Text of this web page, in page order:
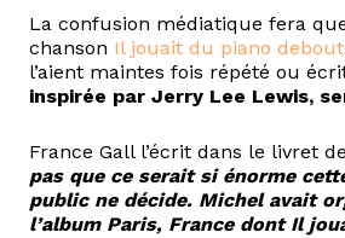
La confusion médiatique fera
chanson Il jouait du piano debout
l’aient maintes fois répété ou
inspirée par Jerry Lee Lewis,
France Gall l’écrit dans le livret
pas que ce serait si énorme
public ne décide. Michel avait
l’album Paris, France dont Il